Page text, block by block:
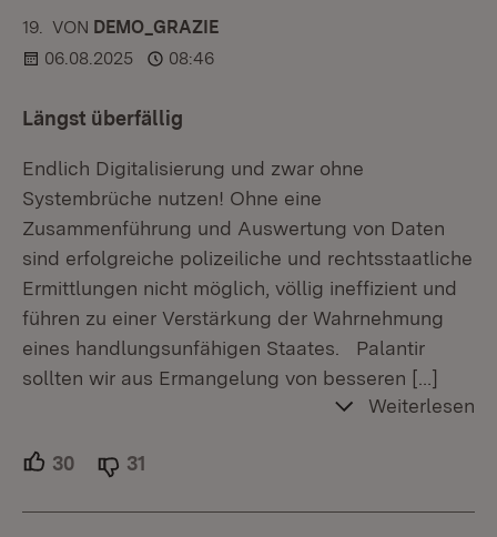
19. KOMMENTAR
VON :DEMO_GRAZIE
06.08.2025
08:46
Längst überfällig
Endlich Digitalisierung und zwar ohne
Systembrüche nutzen! Ohne eine
Zusammenführung und Auswertung von Daten
sind erfolgreiche polizeiliche und rechtsstaatliche
Ermittlungen nicht möglich, völlig ineffizient und
führen zu einer Verstärkung der Wahrnehmung
eines handlungsunfähigen Staates. Palantir
sollten wir aus Ermangelung von besseren […]
Weiterlesen
30 Unterstützer.
31